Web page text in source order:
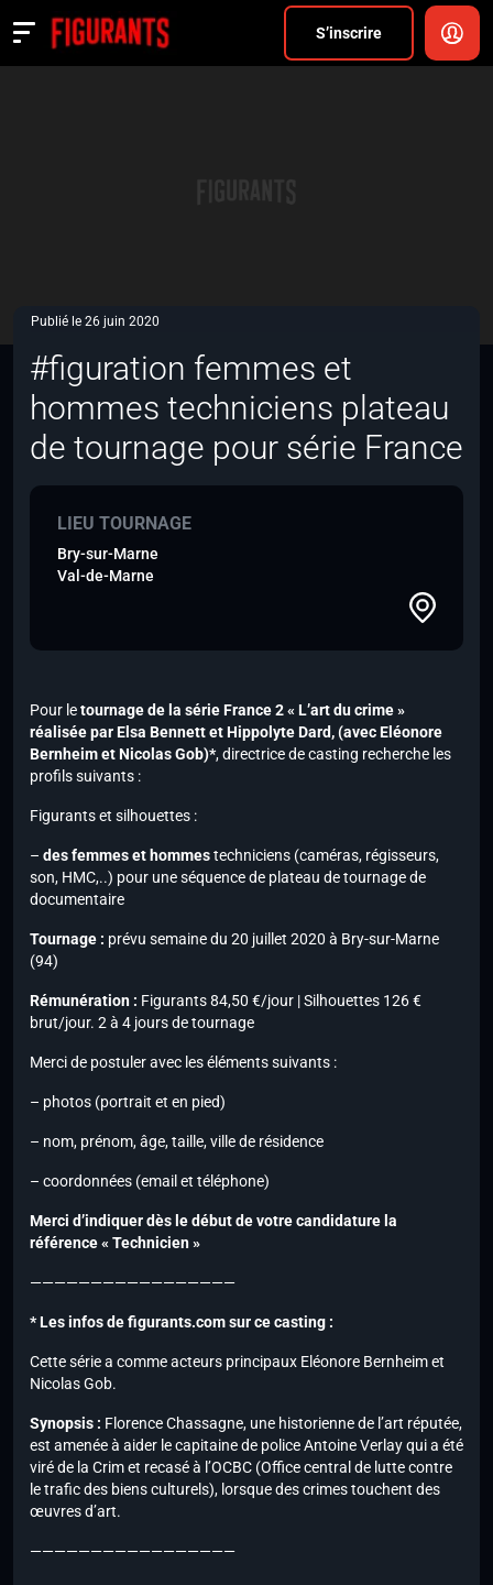
S’inscrire
Actualités
Publié le 26 juin 2020
#figuration femmes et
hommes techniciens plateau
de tournage pour série France
LIEU TOURNAGE
Bry-sur-Marne
Val-de-Marne
Pour letournage de la série France 2 « L’art du crime »
réalisée par Elsa Bennett et Hippolyte Dard,(avec Eléonore
Bernheim et Nicolas Gob)*, directrice de casting recherche les
profils suivants :
Figurants et silhouettes :
– des femmes et hommestechniciens (caméras, régisseurs,
son, HMC,..) pour une séquence de plateau de tournage de
documentaire
Tournage : prévu semaine du 20 juillet 2020 à Bry-sur-Marne
(94)
Rémunération : Figurants 84,50 €/jour | Silhouettes 126 €
brut/jour. 2 à 4 jours de tournage
Merci de postuler avec les éléments suivants :
– photos (portrait et en pied)
– nom, prénom, âge, taille, ville de résidence
– coordonnées (email et téléphone)
Merci d’indiquer dès le début de votre candidature la
référence « Technicien »
—————————————————
* Les infos de figurants.com sur ce casting :
Cette série a comme acteurs principaux Eléonore Bernheim et
Nicolas Gob.
Synopsis : Florence Chassagne, une historienne de l’art réputée,
est amenée à aider le capitaine de police Antoine Verlay qui a été
viré de la Crim et recasé à l’OCBC (Office central de lutte contre
le trafic des biens culturels), lorsque des crimes touchent des
œuvres d’art.
—————————————————